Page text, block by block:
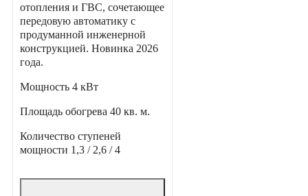
отопления и ГВС, сочетающее
передовую автоматику с
продуманной инженерной
конструкцией. Новинка 2026
года.
Мощность 4 кВт
Площадь обогрева 40 кв. м.
Количество ступеней
мощности 1,3 / 2,6 / 4